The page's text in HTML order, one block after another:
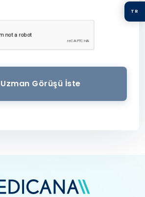
TR
Uzman Görüşü İste